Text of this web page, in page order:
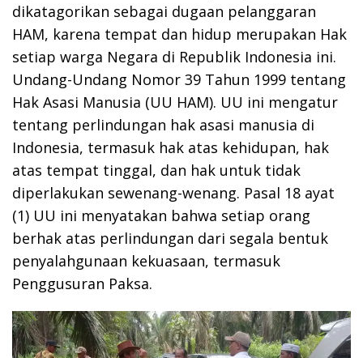
dikatagorikan sebagai dugaan pelanggaran
HAM, karena tempat dan hidup merupakan Hak
setiap warga Negara di Republik Indonesia ini.
Undang-Undang Nomor 39 Tahun 1999 tentang
Hak Asasi Manusia (UU HAM). UU ini mengatur
tentang perlindungan hak asasi manusia di
Indonesia, termasuk hak atas kehidupan, hak
atas tempat tinggal, dan hak untuk tidak
diperlakukan sewenang-wenang. Pasal 18 ayat
(1) UU ini menyatakan bahwa setiap orang
berhak atas perlindungan dari segala bentuk
penyalahgunaan kekuasaan, termasuk
Penggusuran Paksa.